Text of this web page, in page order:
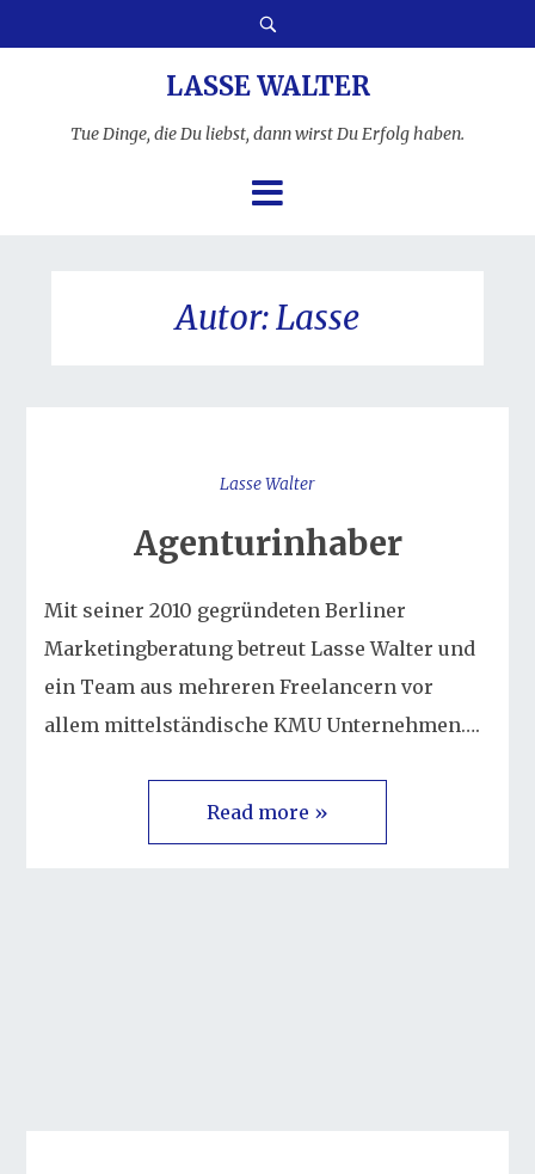
LASSE WALTER
Tue Dinge, die Du liebst, dann wirst Du Erfolg haben.
Autor:Lasse
Lasse Walter
Agenturinhaber
Mit seiner 2010 gegründeten Berliner
Marketingberatung betreut Lasse Walter und
ein Team aus mehreren Freelancern vor
allem mittelständische KMU Unternehmen….
Read more »